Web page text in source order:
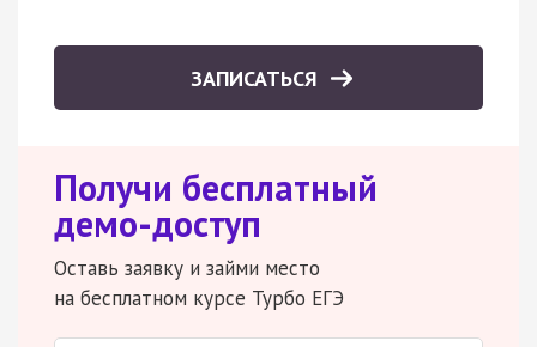
ЗАПИСАТЬСЯ
Получи бесплатный
демо-доступ
Оставь заявку и займи место
на бесплатном курсе Турбо ЕГЭ